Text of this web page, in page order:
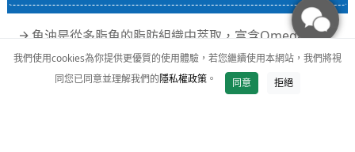
魚油是從多脂魚的脂肪組織中萃取，富含Omega-3多
元不飽和脂肪酸（EPA與DHA），是日常保健常見的營養
來源。魚肝油則是取自魚類肝臟，主要含有維生素A與維
生素D。但因魚肝為內臟部位，易累積環境毒素，不建議
我們使用cookies為你提供更優質的使用體驗，若您繼續使用本網站，我們將視
同您已同意並理解我們的隱私權政策 。 同意 拒絕